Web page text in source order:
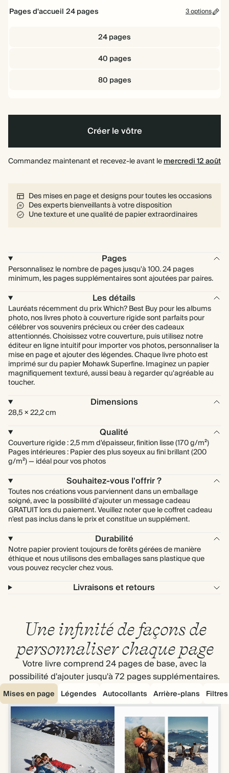
Pages d'accueil 24pages 3 options
24 pages
40 pages
80 pages
Créer le vôtre
Commandez maintenant et recevez-le avant lemercredi 12 août
Des mises en page et designs pour toutes les occasions
Des experts bienveillants à votre disposition
Une texture et une qualité de papier extraordinaires
Pages
Personnalisez le nombre de pages jusqu'à 100. 24 pages
minimum, les pages supplémentaires sont ajoutées par paires.
Les détails
Lauréats récemment du prix Which? Best Buy pour les albums
photo, nos livres photo à couverture rigide sont parfaits pour
célébrer vos souvenirs précieux ou créer des cadeaux
attentionnés. Choisissez votre couverture, puis utilisez notre
éditeur en ligne intuitif pour importer vos photos, personnaliser la
mise en page et ajouter des légendes. Chaque livre photo est
imprimé sur du papier Mohawk Superfine. Imaginez un papier
magnifiquement texturé, aussi beau à regarder qu'agréable au
toucher.
Dimensions
28,5 × 22,2 cm
Qualité
Couverture rigide : 2,5 mm d'épaisseur, finition lisse (170 g/m²)
Pages intérieures : Papier des plus soyeux au fini brillant (200
g/m²) — idéal pour vos photos
Souhaitez-vous l'offrir ?
Toutes nos créations vous parviennent dans un emballage
soigné, avec la possibilité d'ajouter un message cadeau
GRATUIT lors du paiement. Veuillez noter que le coffret cadeau
n'est pas inclus dans le prix et constitue un supplément.
Durabilité
Notre papier provient toujours de forêts gérées de manière
éthique et nous utilisons des emballages sans plastique que
vous pouvez recycler chez vous.
Livraisons et retours
Une infinité de façons de
personnaliser chaque page
Votre livre comprend 24 pages de base, avec la
possibilité d'ajouter jusqu'à 72 pages supplémentaires.
Mises en page Légendes Autocollants Arrière-plans